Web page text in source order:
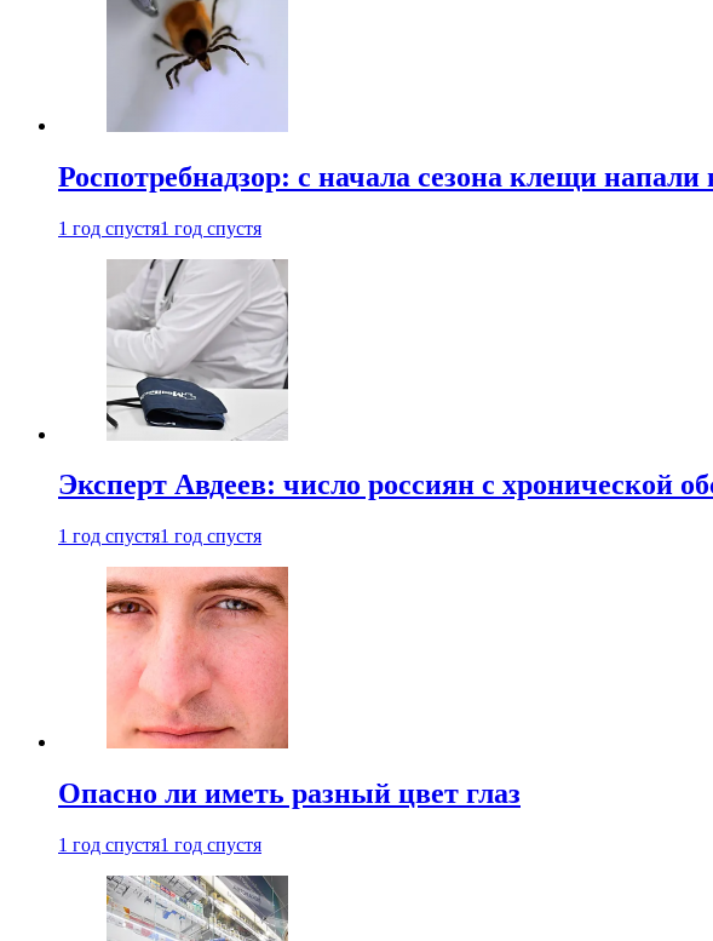
Роспотребнадзор: с начала сезона клещи напали
1 год спустя1 год спустя
Эксперт Авдеев: число россиян с хронической
1 год спустя1 год спустя
Опасно ли иметь разный цвет глаз
1 год спустя1 год спустя